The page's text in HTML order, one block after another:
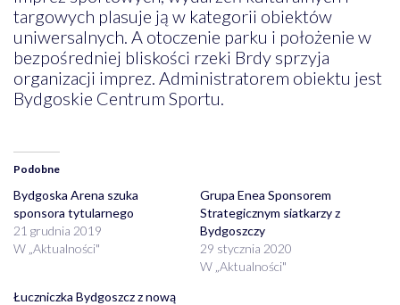
targowych plasuje ją w kategorii obiektów
uniwersalnych. A otoczenie parku i położenie w
bezpośredniej bliskości rzeki Brdy sprzyja
organizacji imprez. Administratorem obiektu jest
Bydgoskie Centrum Sportu.
Podobne
Bydgoska Arena szuka
sponsora tytularnego
21 grudnia 2019
W „Aktualności"
Grupa Enea Sponsorem
Strategicznym siatkarzy z
Bydgoszczy
29 stycznia 2020
W „Aktualności"
Łuczniczka Bydgoszcz z nową